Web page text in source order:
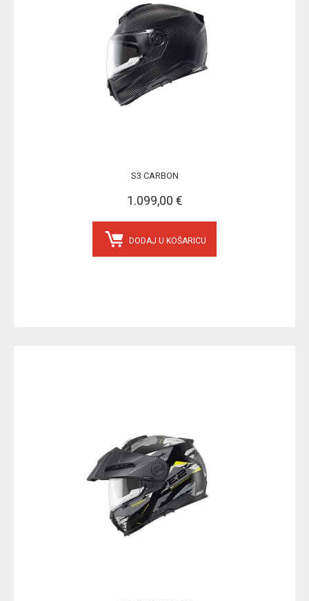
S3 CARBON
1.099,00 €
DODAJ U KOŠARICU